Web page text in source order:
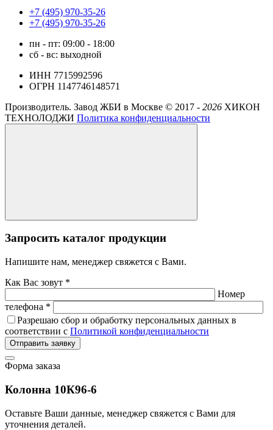
+7 (495) 970-35-26
+7 (495) 970-35-26
пн - пт: 09:00 - 18:00
сб - вс: выходной
ИНН 7715992596
ОГРН 1147746148571
Производитель. Завод ЖБИ в Москве © 2017 - 2026 ХИКОН
ТЕХНОЛОДЖИ Политика конфиденциальности
Запросить каталог продукции
Напишите нам, менеджер свяжется с Вами.
Как Вас зовут *
Номер
телефона *
Разрешаю сбор и обработку персональных данных в
соответствии с Политикой конфиденциальности
Отправить заявку
Форма заказа
Колонна 10К96-6
Оставьте Ваши данные, менеджер свяжется с Вами для
уточнения деталей.